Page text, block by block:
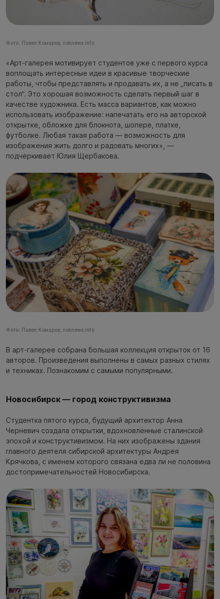
Фото: Павел Комаров, nsknews.info
«Арт-галерея мотивирует студентов уже с первого курса
воплощать интересные идеи в красивые творческие
работы, чтобы представлять и продавать их, а не „писать в
стол“. Это хорошая возможность сделать первый шаг в
качестве художника. Есть масса вариантов, как можно
использовать изображение: напечатать его на авторской
открытке, обложке для блокнота, шопере, платке,
футболке. Любая такая работа — возможность для
изображения жить долго и радовать многих», —
подчёркивает Юлия Щербакова.
Фото: Павел Комаров, nsknews.info
В арт-галерее собрана большая коллекция открыток от 16
авторов. Произведения выполнены в самых разных стилях
и техниках. Познакомим с самыми популярными.
Новосибирск — город конструктивизма
Студентка пятого курса, будущий архитектор Анна
Черневич создала открытки, вдохновлённые сталинской
эпохой и конструктивизмом. На них изображены здания
главного деятеля сибирской архитектуры Андрея
Крячкова, с именем которого связана едва ли не половина
достопримечательностей Новосибирска.